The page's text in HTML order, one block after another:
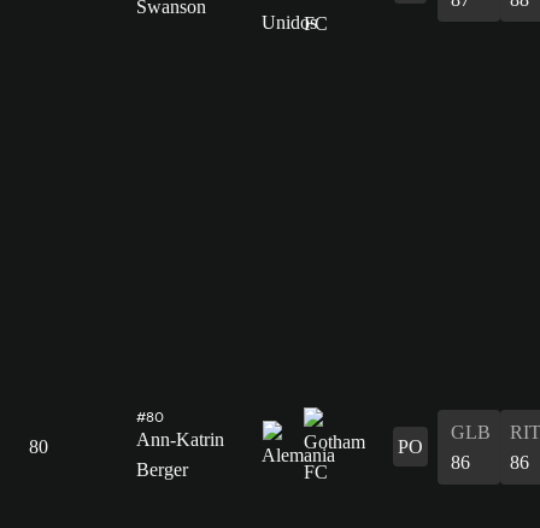
Swanson
80
#80
Ann-Katrin
Berger
PO
GLB
86
RIT
86